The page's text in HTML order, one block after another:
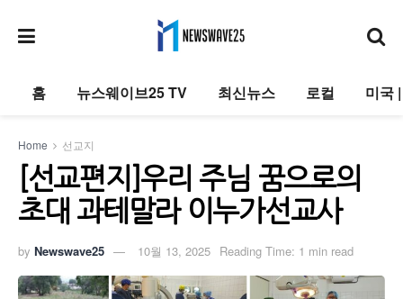
홈 뉴스웨이브25 TV 최신뉴스 로컬 미국
Home 선교지
[선교편지]우리 주님 꿈으로의
초대 과테말라 이누가선교사
by Newswave25 10월 13, 2025 Reading Time: 1 min read